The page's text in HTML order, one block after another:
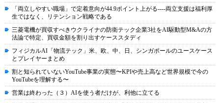
「両立しやすい職場」で定着意向が44.9ポイント上がる----両立支援は福利厚
生ではなく、リテンション戦略である
三菱電機が買収すべきウクライナの防衛テック企業3社をAI駆動型M&Aの方
法論で特定、買収金額を割り出すケーススタディ
フィジカルAI「物流テック」米、欧、中、日、シンガポールのユースケース
とプレイヤーまとめ
割と知られていないYouTube事業の実態〜KPIや売上高など世界規模で今の
YouTubeを理解する〜
営業は終わった（３）AIを使う者だけが、利他に立てる